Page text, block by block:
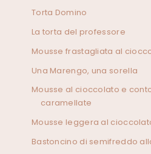
Torta Domino
La torta del professore
Mousse frastagliata al
Una Marengo, una sorella
Mousse al cioccolato e
caramellate
Mousse leggera al
Bastoncino di semifreddo